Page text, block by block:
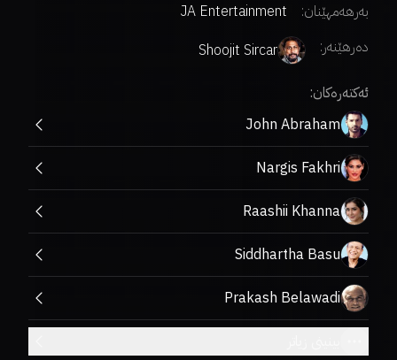
بەرهەمهێنان:
JA Entertainment
دەرهێنەر:
Shoojit Sircar
ئەکتەرەکان:
John Abraham
Nargis Fakhri
Raashii Khanna
Siddhartha Basu
Prakash Belawadi